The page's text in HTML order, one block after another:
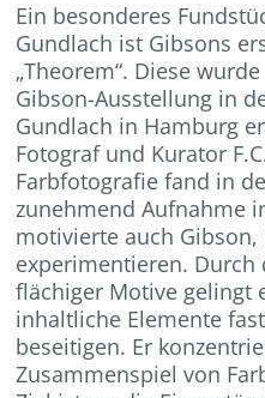
Ein besonderes
Gundlach ist Gibsons
„Theorem“. Diese
Gibson-Ausstellung in
Gundlach in Hamburg
Fotograf und Kurator
Farbfotografie fand in
zunehmend Aufnahme
motivierte auch Gibson,
experimentieren.
flächiger Motive gelingt
inhaltliche Elemente
beseitigen. Er
Zusammenspiel von